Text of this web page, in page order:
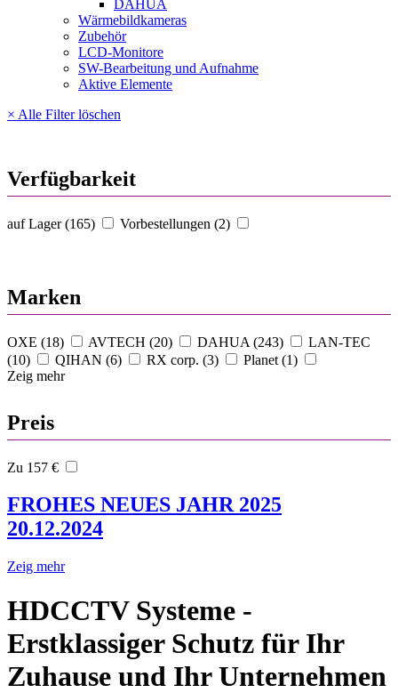
DAHUA
Wärmebildkameras
Zubehör
LCD-Monitore
SW-Bearbeitung und Aufnahme
Aktive Elemente
× Alle Filter löschen
Verfügbarkeit
auf Lager (165) Vorbestellungen (2)
Marken
OXE (18) AVTECH (20) DAHUA (243)
LAN-TEC
(10)
QIHAN (6) RX corp. (3)
Planet (1)
Zeig mehr
Preis
Zu 157 €
FROHES NEUES JAHR 2025
20.12.2024
Zeig mehr
HDCCTV Systeme -
Erstklassiger Schutz für Ihr
Zuhause und Ihr Unternehmen